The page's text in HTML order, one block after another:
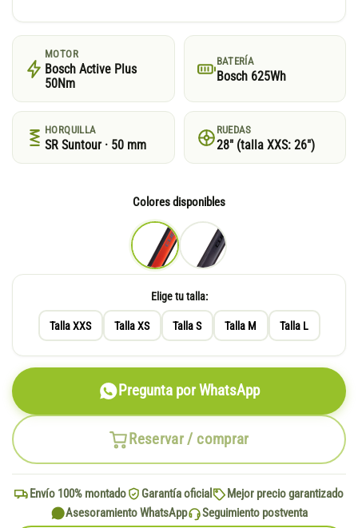
MOTOR
Bosch Active Plus
50Nm
BATERÍA
Bosch 625Wh
HORQUILLA
SR Suntour · 50 mm
RUEDAS
28″ (talla XXS: 26″)
Colores disponibles
Elige tu talla:
Talla XXS Talla XS Talla S Talla M Talla L
Reservar / comprar
Pregunta por WhatsApp
Envío 100% montado Garantía oficial
Mejor precio garantizado
Asesoramiento WhatsApp
Seguimiento postventa